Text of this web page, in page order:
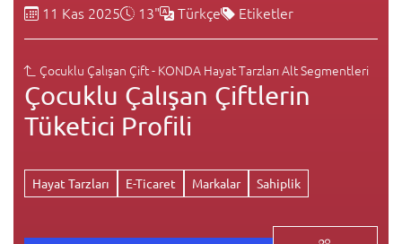
11 Kas 2025 13" Türkçe Etiketler
Çocuklu Çalışan Çift - KONDA Hayat Tarzları Alt Segmentleri
Çocuklu Çalışan Çiftlerin
Tüketici Profili
Hayat Tarzları E-Ticaret Markalar Sahiplik